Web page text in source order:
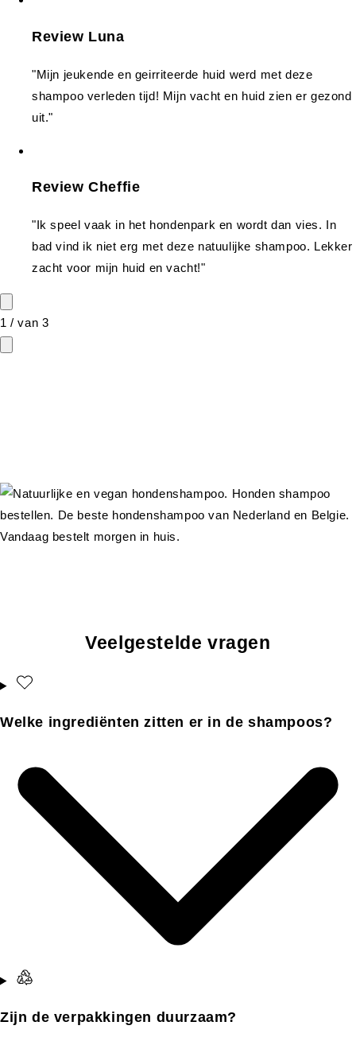
Review Luna
"Mijn jeukende en geirriteerde huid werd met deze
shampoo verleden tijd! Mijn vacht en huid zien er gezond
uit."
Review Cheffie
"Ik speel vaak in het hondenpark en wordt dan vies. In
bad vind ik niet erg met deze natuulijke shampoo. Lekker
zacht voor mijn huid en vacht!"
1 /van 3
Veelgestelde vragen
Welke ingrediënten zitten er in de shampoos?
Zijn de verpakkingen duurzaam?